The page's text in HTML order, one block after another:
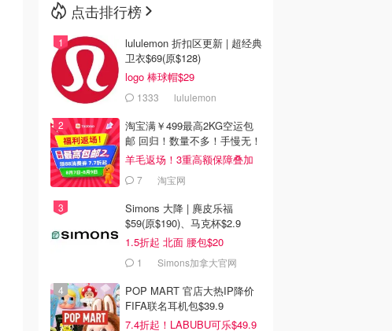
点击排行榜
lululemon 折扣区更新 | 超经典
卫衣$69(原$128)
logo 棒球帽$29
1333 lululemon
淘宝满￥499最高2KG空运包
邮 回归！数量不多！手慢无！
羊毛返场！3重高额保障叠加
7 淘宝网
Simons 大降 | 麂皮乐福
$59(原$190)、马克杯$2.9
1.5折起 北面 腰包$20
1 Simons加拿大官网
POP MART 官店大热IP降价
FIFA联名耳机包$39.9
7.4折起！LABUBU可乐$49.9